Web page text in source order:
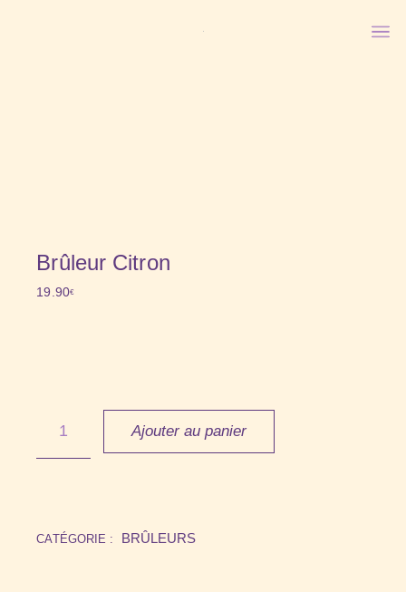
Brûleur Citron
19.90€
Ajouter au panier
CATÉGORIE : BRÛLEURS